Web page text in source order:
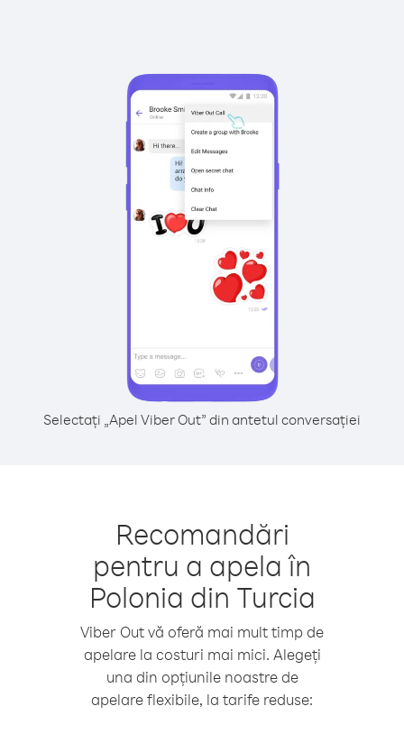
Selectați „Apel Viber Out” din antetul conversației
Recomandări
pentru a apela în
Polonia din Turcia
Viber Out vă oferă mai mult timp de
apelare la costuri mai mici. Alegeți
una din opțiunile noastre de
apelare flexibile, la tarife reduse: